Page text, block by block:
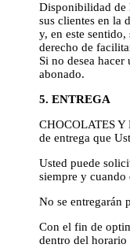
Disponibilidad de
sus clientes en la
y, en este
derecho de
Si no desea
abonado.
5. ENTREGA
CHOCOLATES Y
de entrega que
Usted puede
siempre y cuando
No se entregarán
Con el fin de
dentro del